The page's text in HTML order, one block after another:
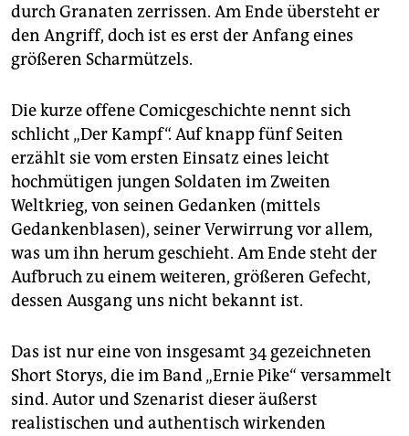
durch Granaten zerrissen. Am Ende übersteht er
den Angriff, doch ist es erst der Anfang eines
größeren Scharmützels.
Die kurze offene Comicgeschichte nennt sich
schlicht „Der Kampf“. Auf knapp fünf Seiten
erzählt sie vom ersten Einsatz eines leicht
hochmütigen jungen Soldaten im Zweiten
Weltkrieg, von seinen Gedanken (mittels
Gedankenblasen), seiner Verwirrung vor allem,
was um ihn herum geschieht. Am Ende steht der
Aufbruch zu einem weiteren, größeren Gefecht,
dessen Ausgang uns nicht bekannt ist.
Das ist nur eine von insgesamt 34 gezeichneten
Short Storys, die im Band „Ernie Pike“ versammelt
sind. Autor und Szenarist dieser äußerst
realistischen und authentisch wirkenden